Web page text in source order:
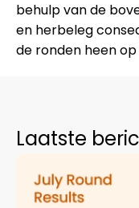
behulp van de
en herbeleg
de ronden heen
Laatste